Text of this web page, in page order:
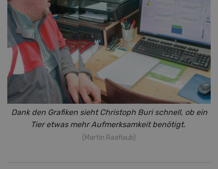
Dank den Grafiken sieht Christoph Buri schnell, ob ein
Tier etwas mehr Aufmerksamkeit benötigt.
(Martin Raaflaub)